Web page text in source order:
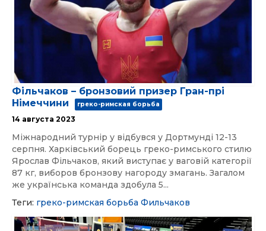
Фільчаков – бронзовий призер Гран-прі
Німеччини
греко-римская борьба
14 августа 2023
Міжнародний турнір у відбувся у Дортмунді 12-13
серпня. Харківський борець греко-римського стилю
Ярослав Фільчаков, який виступає у ваговій категорії
87 кг, виборов бронзову нагороду змагань. Загалом
же українська команда здобула 5...
Теги: греко-римская борьба Фильчаков